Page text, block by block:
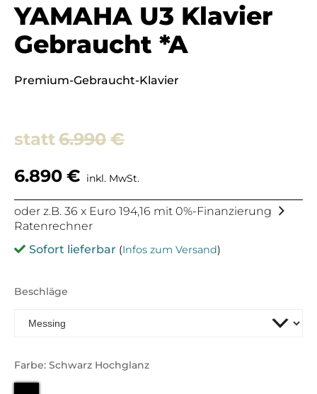
YAMAHA U3 Klavier
Gebraucht *A
Premium-Gebraucht-Klavier
6.990 €
6.890 € inkl. MwSt.
oder z.B. 36 x Euro 194,16 mit 0%-Finanzierung
Ratenrechner
Sofort lieferbar (Infos zum Versand)
Beschläge
Farbe: Schwarz Hochglanz